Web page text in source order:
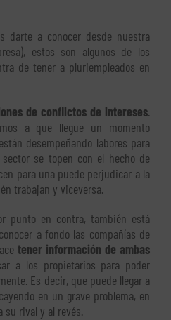
darte a conocer desde nuestra
estos son algunos de los
de tener a pluriempleados en
de conflictos de intereses.
a que llegue un momento
desempeñando labores para
se topen con el hecho de
para una puede perjudicar a la
trabajan y viceversa.
punto en contra, también está
a fondo las compañías de
tener información de ambas
a los propietarios para poder
Es decir, que puede llegar a
en un grave problema, en
su rival y al revés.